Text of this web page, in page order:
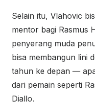
Selain itu, Vlahovic
mentor bagi Rasmus
penyerang muda
bisa membangun lini
tahun ke depan —
dari pemain seperti
Diallo.